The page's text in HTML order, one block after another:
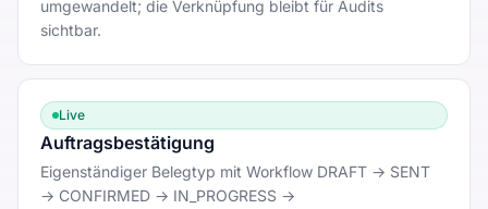
umgewandelt; die Verknüpfung bleibt für Audits
sichtbar.
Live
Auftragsbestätigung
Eigenständiger Belegtyp mit Workflow DRAFT → SENT
→ CONFIRMED → IN_PROGRESS →